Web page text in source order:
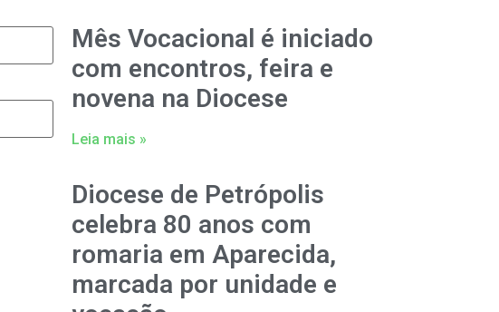
Mês Vocacional é iniciado
com encontros, feira e
novena na Diocese
Leia mais »
Diocese de Petrópolis
celebra 80 anos com
romaria em Aparecida,
marcada por unidade e